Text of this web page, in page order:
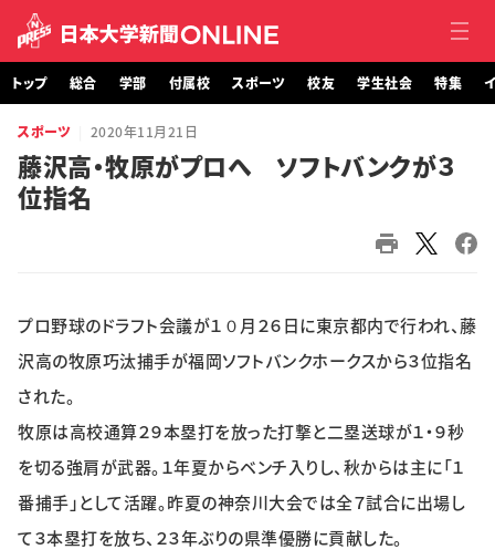
トップ
総合
スポーツ
学生社会
トップ 総合 学部 付属校 スポーツ 校友 学生社会 特集
スポーツ 2020年11月21日
藤沢高・牧原がプロへ ソフトバンクが３
位指名
プロ野球のドラフト会議が１０月２６日に東京都内で行われ、藤
沢高の牧原巧汰捕手が福岡ソフトバンクホークスから３位指名
された。
牧原は高校通算２９本塁打を放った打撃と二塁送球が１・９秒
を切る強肩が武器。１年夏からベンチ入りし、秋からは主に「１
番捕手」として活躍。昨夏の神奈川大会では全７試合に出場し
て３本塁打を放ち、２３年ぶりの県準優勝に貢献した。